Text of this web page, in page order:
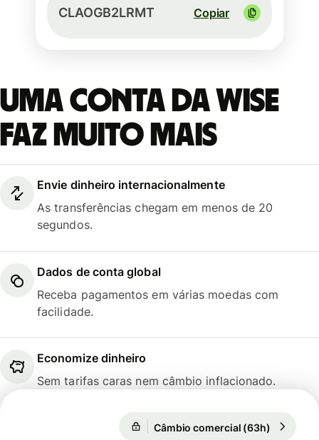
CLAOGB2LRMT Copiar
Uma conta da Wise
faz muito mais
Envie dinheiro internacionalmente
As transferências chegam em menos de 20
segundos.
Dados de conta global
Receba pagamentos em várias moedas com
facilidade.
Economize dinheiro
Sem tarifas caras nem câmbio inflacionado.
Câmbio comercial (63h)